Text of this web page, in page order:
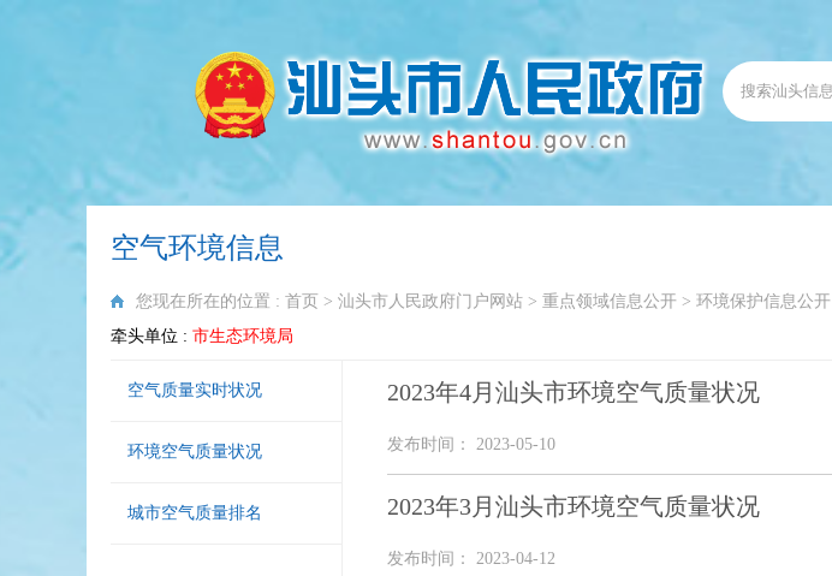
空气环境信息
您现在所在的位置 : 首页 > 汕头市人民政府门户网站 > 重点领域信息公开 > 环境保护信息公开
牵头单位 : 市生态环境局
空气质量实时状况
环境空气质量状况
城市空气质量排名
2023年4月汕头市环境空气质量状况
发布时间： 2023-05-10
2023年3月汕头市环境空气质量状况
发布时间： 2023-04-12